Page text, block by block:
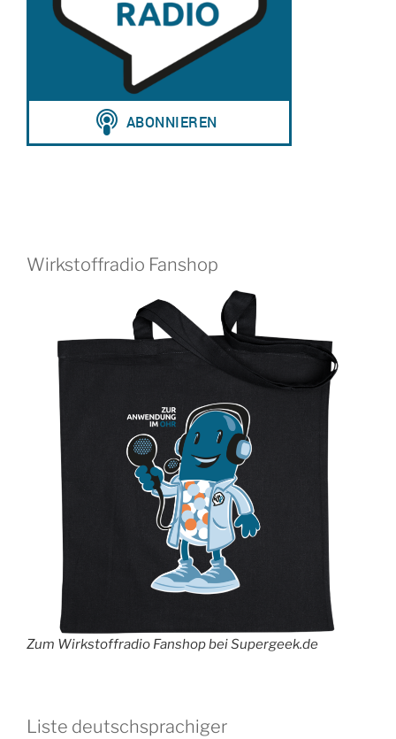
Wirkstoffradio Fanshop
Zum Wirkstoffradio Fanshop bei Supergeek.de
Liste deutschsprachiger